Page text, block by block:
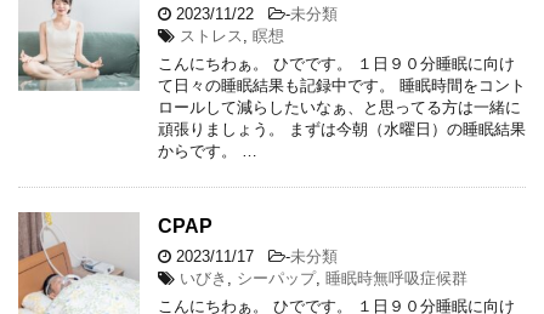
2023/11/22 -未分類
ストレス
瞑想
こんにちわぁ。 ひでです。 １日９０分睡眠に向け
て日々の睡眠結果も記録中です。 睡眠時間をコント
ロールして減らしたいなぁ、と思ってる方は一緒に
頑張りましょう。 まずは今朝（水曜日）の睡眠結果
からです。 …
CPAP
2023/11/17 -未分類
いびき
シーパップ, 睡眠時無呼吸症候群
こんにちわぁ。 ひでです。 １日９０分睡眠に向け